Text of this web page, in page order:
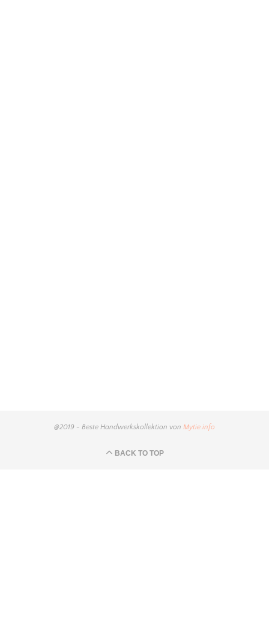
@2019 - Beste Handwerkskollektion von Mytie.info
BACK TO TOP